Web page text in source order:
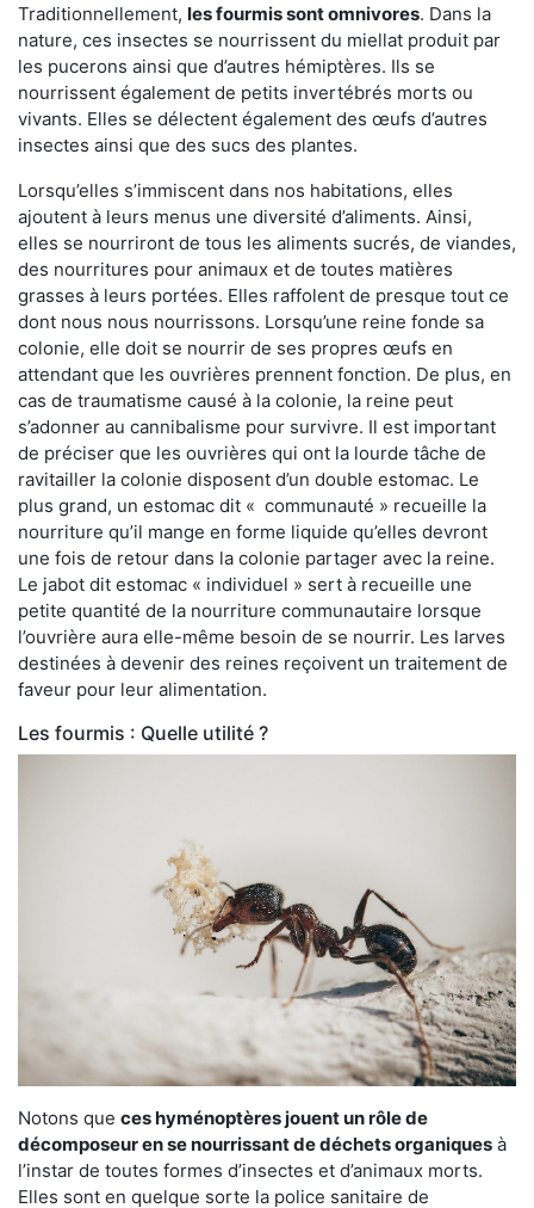
Traditionnellement, les fourmis sont omnivores. Dans la
nature, ces insectes se nourrissent du miellat produit par
les pucerons ainsi que d’autres hémiptères. Ils se
nourrissent également de petits invertébrés morts ou
vivants. Elles se délectent également des œufs d’autres
insectes ainsi que des sucs des plantes.
Lorsqu’elles s’immiscent dans nos habitations, elles
ajoutent à leurs menus une diversité d’aliments. Ainsi,
elles se nourriront de tous les aliments sucrés, de viandes,
des nourritures pour animaux et de toutes matières
grasses à leurs portées. Elles raffolent de presque tout ce
dont nous nous nourrissons. Lorsqu’une reine fonde sa
colonie, elle doit se nourrir de ses propres œufs en
attendant que les ouvrières prennent fonction. De plus, en
cas de traumatisme causé à la colonie, la reine peut
s’adonner au cannibalisme pour survivre. Il est important
de préciser que les ouvrières qui ont la lourde tâche de
ravitailler la colonie disposent d’un double estomac. Le
plus grand, un estomac dit « communauté » recueille la
nourriture qu’il mange en forme liquide qu’elles devront
une fois de retour dans la colonie partager avec la reine.
Le jabot dit estomac « individuel » sert à recueille une
petite quantité de la nourriture communautaire lorsque
l’ouvrière aura elle-même besoin de se nourrir. Les larves
destinées à devenir des reines reçoivent un traitement de
faveur pour leur alimentation.
Les fourmis : Quelle utilité ?
Notons que ces hyménoptères jouent un rôle de
décomposeur en se nourrissant de déchets organiques à
l’instar de toutes formes d’insectes et d’animaux morts.
Elles sont en quelque sorte la police sanitaire de